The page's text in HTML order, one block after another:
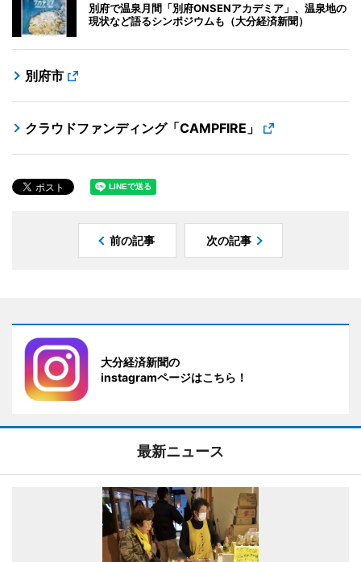
別府で温泉月間「別府ONSENアカデミア」、温泉地の
現状など語るシンポジウムも（大分経済新聞）
別府市
クラウドファンディング「CAMPFIRE」
前の記事 次の記事
大分経済新聞の
instagramページはこちら！
最新ニュース